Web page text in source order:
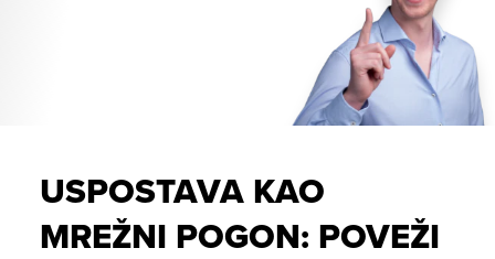
USPOSTAVA KAO
MREŽNI POGON: POVEŽI